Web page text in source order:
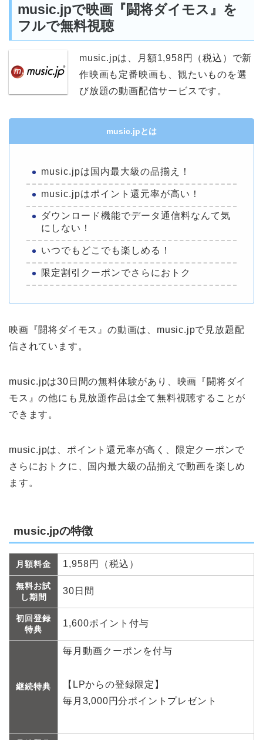
music.jpで映画『闘将ダイモス』を
フルで無料視聴
music.jpは、月額1,958円（税込）で新
作映画も定番映画も、観たいものを選
び放題の動画配信サービスです。
music.jpとは
music.jpは国内最大級の品揃え！
music.jpはポイント還元率が高い！
ダウンロード機能でデータ通信料なんて気
にしない！
いつでもどこでも楽しめる！
限定割引クーポンでさらにおトク
映画『闘将ダイモス』の動画は、music.jpで見放題配
信されています。
music.jpは30日間の無料体験があり、映画『闘将ダイ
モス』の他にも見放題作品は全て無料視聴することが
できます。
music.jpは、ポイント還元率が高く、限定クーポンで
さらにおトクに、国内最大級の品揃えで動画を楽しめ
ます。
music.jpの特徴
月額料金 1,958円（税込）
無料お試
し期間
30日間
初回登録
特典
1,600ポイント付与
継続特典
毎月動画クーポンを付与
【LPからの登録限定】
毎月3,000円分ポイントプレゼント